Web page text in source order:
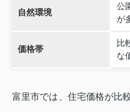
自然環境
公
が
価格帯
比
な
富里市では、住宅価格が比